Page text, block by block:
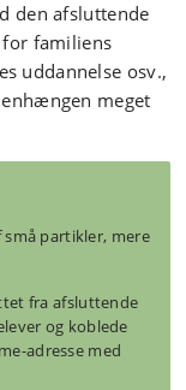
den afsluttende
for familiens
uddannelse osv.,
meget
partikler, mere
fra afsluttende
og koblede
adresse med